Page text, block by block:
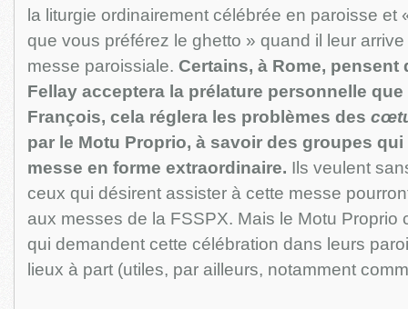
la liturgie ordinairement célébrée en paroisse et
que vous préférez le ghetto » quand il leur
messe paroissiale. Certains, à Rome, pensent
Fellay acceptera la prélature personnelle
François, cela réglera les problèmes des
par le Motu Proprio, à savoir des groupes
messe en forme extraordinaire. Ils veulent
ceux qui désirent assister à cette messe
aux messes de la FSSPX. Mais le Motu Proprio
qui demandent cette célébration dans leurs
lieux à part (utiles, par ailleurs, notamment